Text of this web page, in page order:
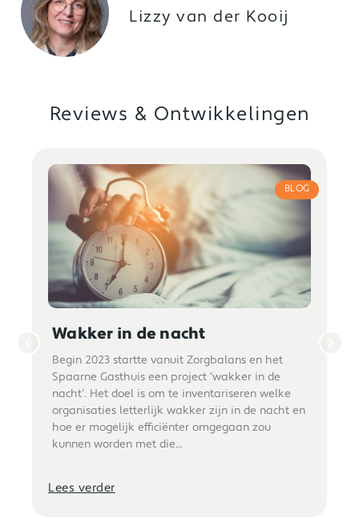
Lizzy van der Kooij
Reviews & Ontwikkelingen
BLOG
Wakker in de nacht
Begin 2023 startte vanuit Zorgbalans en het
Spaarne Gasthuis een project ‘wakker in de
nacht’. Het doel is om te inventariseren welke
organisaties letterlijk wakker zijn in de nacht en
hoe er mogelijk efficiënter omgegaan zou
kunnen worden met die...
Lees verder